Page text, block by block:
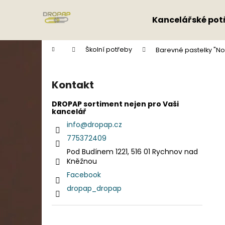
Kancelářské
Domů Školní potřeby Barevné pastelky
Kontakt
DROPAP sortiment nejen pro Vaši
kancelář
info@dropap.cz
775372409
Pod Budínem 1221, 516 01 Rychnov nad
Kněžnou
Facebook
dropap_dropap
í
Zpět
do
Zpět
do